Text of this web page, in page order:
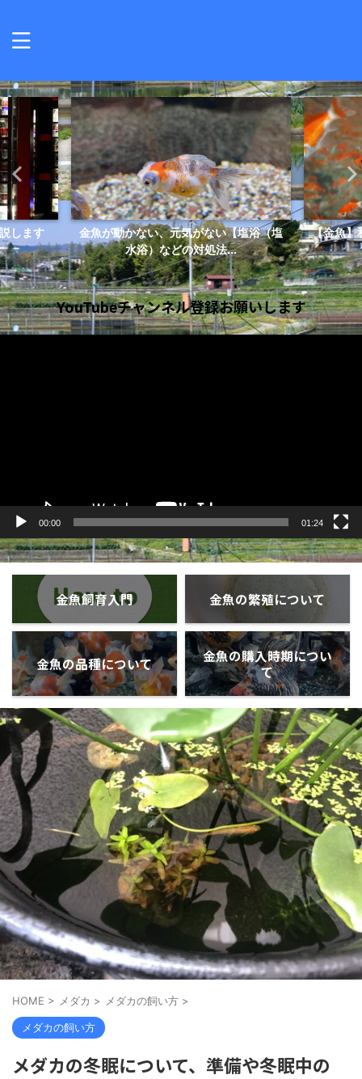
します
金魚が動かない、元気がない【塩浴（塩
水浴）などの対処法...
【金魚】
YouTubeチャンネル登録お願いします
00:00 01:24
金魚飼育入門 金魚の繁殖について
金魚の品種について
金魚の購入時期につい
て
HOME > メダカ > メダカの飼い方 >
メダカの飼い方
メダカの冬眠について、準備や冬眠中の